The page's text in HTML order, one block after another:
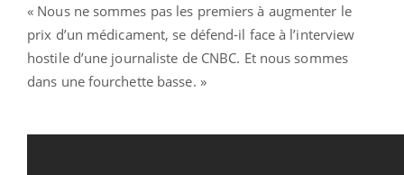
« Nous ne sommes pas les premiers à augmenter le
prix d’un médicament, se défend-il face à l’interview
hostile d’une journaliste de CNBC. Et nous sommes
dans une fourchette basse. »